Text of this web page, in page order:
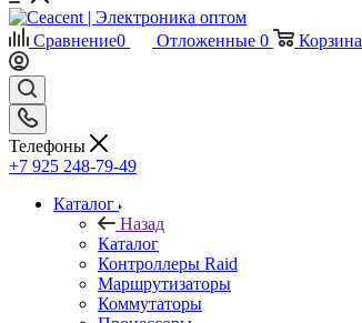
Сравнение0 Отложенные 0 Корзина
Телефоны
+7 925 248-79-49
Каталог
Назад
Каталог
Контроллеры Raid
Маршрутизаторы
Коммутаторы